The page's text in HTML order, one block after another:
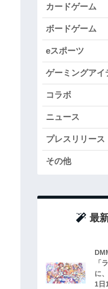
カードゲーム
ボードゲーム
eスポーツ
ゲーミングアイ
コラボ
ニュース
プレスリリース
その他
最
「
に
1日